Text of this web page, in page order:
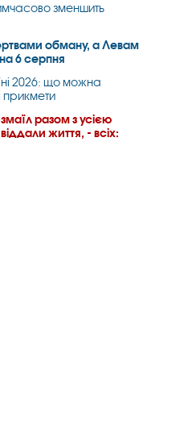
зменшить
обману, а Левам
6 серпня
2026: що можна
прикмети
разом з усією
життя, - всіх: